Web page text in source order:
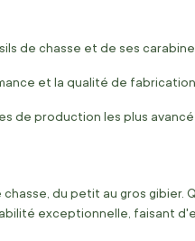
de chasse et de ses
et la qualité de fabrication.
de production les plus
du petit au gros gibier.
exceptionnelle, faisant